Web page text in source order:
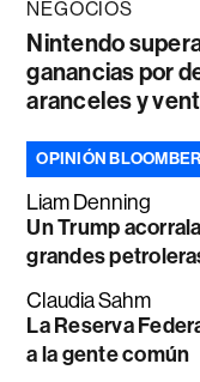
NEGOCIOS
Nintendo
ganancias por
aranceles y
OPINIÓN
Liam Denning
Un Trump
grandes
Claudia Sahm
La Reserva
a la gente común